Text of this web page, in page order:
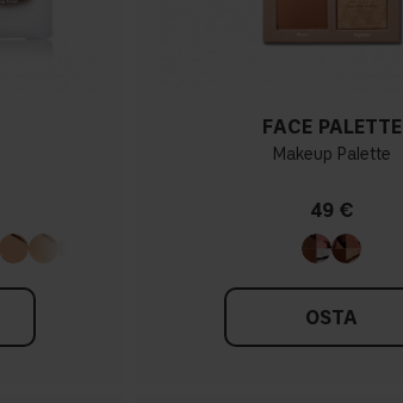
FACE PALETTE
Makeup Palette
49 €
OSTA